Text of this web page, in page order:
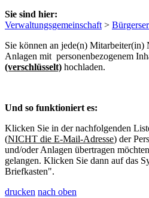
Sie sind hier:
Verwaltungsgemeinschaft >
Sie können an jede(n) Mitarbeiter(in)
Anlagen mit personenbezogenem
(verschlüsselt) hochladen.
Und so funktioniert es:
Klicken Sie in der nachfolgenden
(NICHT die E-Mail-Adresse) der
und/oder Anlagen übertragen
gelangen. Klicken Sie dann auf das
Briefkasten".
drucken nach oben